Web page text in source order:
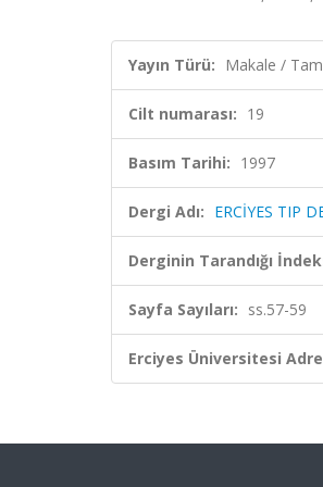
Yayın Türü: Makale /
Cilt numarası: 19
Basım Tarihi: 1997
Dergi Adı: ERCİYES TIP
Derginin Tarandığı
Sayfa Sayıları: ss.57-59
Erciyes Üniversitesi